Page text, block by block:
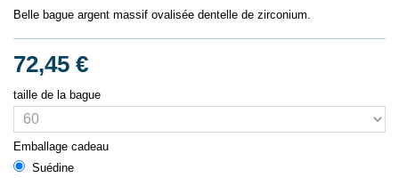
Belle bague argent massif ovalisée dentelle de zirconium.
72,45 €
taille de la bague
Emballage cadeau
Suédine